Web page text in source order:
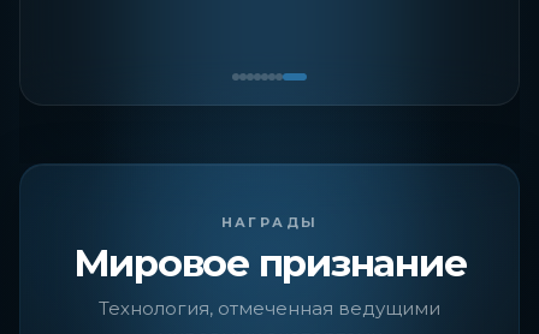
НАГРАДЫ
Мировое признание
Технология, отмеченная ведущими